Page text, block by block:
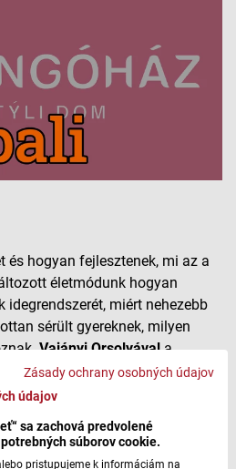
Zásady ochrany osobných údajov
údajov
sa zachová predvolené
súborov cookie.
pristupujeme k informáciám na
és hogyan fejlesztenek, mi az a
életmódunk hogyan
idegrendszerét, miért nehezebb
sérült gyereknek, milyen
Vajányi Orsolyávala
fejlesztő és tehetséggondozó
meg.